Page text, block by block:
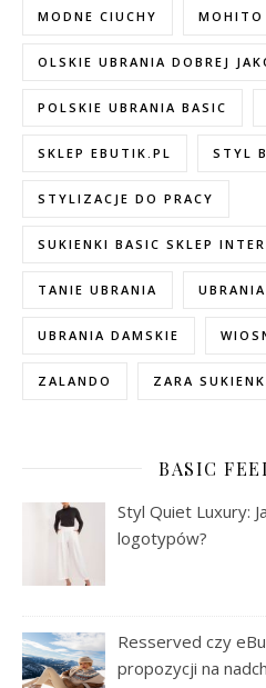
MODNE CIUCHY MOHITO
OLSKIE UBRANIA DOBREJ
POLSKIE UBRANIA BASIC
SKLEP EBUTIK.PL STYL
STYLIZACJE DO PRACY
SUKIENKI BASIC SKLEP
TANIE UBRANIA
UBRANIA DAMSKIE
ZALANDO ZARA
BASIC
Styl Quiet Luxury:
logotypów?
Resserved czy
propozycji na